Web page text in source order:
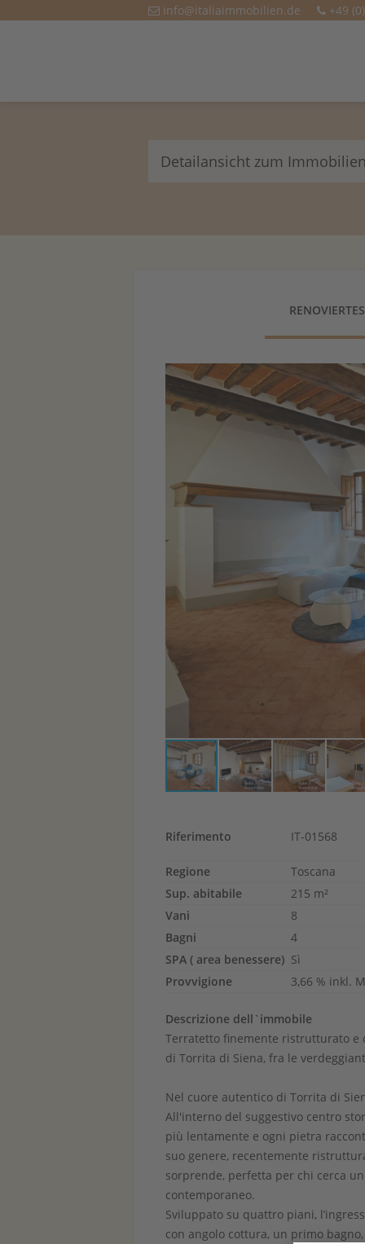
info@italiaimmobilien.de +49
Detailansicht zum
Riferimento IT-01568
Regione
Toscana
Sup. abitabile
215 m²
Vani
8
Bagni
4
SPA ( area benessere) Sì
Provvigione
3,66 % inkl.
Descrizione dell`immobile
Terratetto finemente ristrutturato e
di Torrita di Siena, fra le
Nel cuore autentico di Torrita di
All'interno del suggestivo centro
più lentamente e ogni pietra
suo genere, recentemente
sorprende, perfetta per chi cerca
contemporaneo.
Sviluppato su quattro piani,
con angolo cottura, un primo